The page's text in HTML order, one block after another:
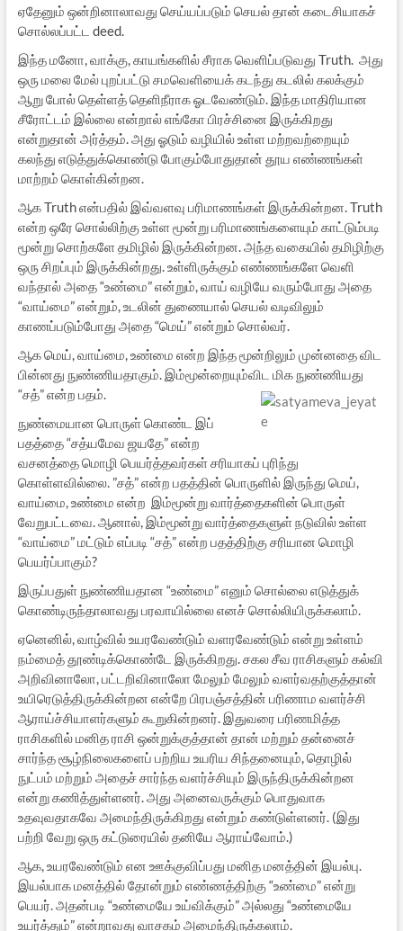
ஏதேனும் ஒன்றினாலாவது செய்யப்படும் செயல் தான் கடைசியாகச்
சொல்லப்பட்ட deed.
இந்த மனோ, வாக்கு, காயங்களில் சீராக வெளிப்படுவது Truth. அது
ஒரு மலை மேல் புறப்பட்டு சமவெளியைக் கடந்து கடலில் கலக்கும்
ஆறு போல் தெள்ளத் தெளிநீராக ஓடவேண்டும். இந்த மாதிரியான
சீரோட்டம் இல்லை என்றால் எங்கோ பிரச்சினை இருக்கிறது
என்றுதான் அர்த்தம். அது ஓடும் வழியில் உள்ள மற்றவற்றையும்
கலந்து எடுத்துக்கொண்டு போகும்போதுதான் தூய எண்ணங்கள்
மாற்றம் கொள்கின்றன.
ஆக Truth என்பதில் இவ்வளவு பரிமாணங்கள் இருக்கின்றன. Truth
என்ற ஒரே சொல்லிற்கு உள்ள மூன்று பரிமாணங்களையும் காட்டும்படி
மூன்று சொற்களே தமிழில் இருக்கின்றன. அந்த வகையில் தமிழிற்கு
ஒரு சிறப்பும் இருக்கின்றது. உள்ளிருக்கும் எண்ணங்களே வெளி
வந்தால் அதை “உண்மை” என்றும், வாய் வழியே வரும்போது அதை
“வாய்மை” என்றும், உடலின் துணையால் செயல் வடிவிலும்
காணப்படும்போது அதை “மெய்” என்றும் சொல்வர்.
ஆக மெய், வாய்மை, உண்மை என்ற இந்த மூன்றிலும் முன்னதை விட
பின்னது நுண்ணியதாகும். இம்மூன்றையும்விட மிக நுண்ணியது
“சத்” என்ற பதம்.
நுண்மையான பொருள் கொண்ட இப்
பதத்தை “சத்யமேவ ஜயதே” என்ற
வசனத்தை மொழி பெயர்த்தவர்கள் சரியாகப் புரிந்து
கொள்ளவில்லை. ”சத்” என்ற பதத்தின் பொருளில் இருந்து மெய்,
வாய்மை, உண்மை என்ற இம்மூன்று வார்த்தைகளின் பொருள்
வேறுபட்டவை. ஆனால், இம்மூன்று வார்த்தைகளுள் நடுவில் உள்ள
“வாய்மை” மட்டும் எப்படி “சத்” என்ற பதத்திற்கு சரியான மொழி
பெயர்ப்பாகும்?
இருப்பதுள் நுண்ணியதான “உண்மை” எனும் சொல்லை எடுத்துக்
கொண்டிருந்தாலாவது பரவாயில்லை எனச் சொல்லியிருக்கலாம்.
ஏனெனில், வாழ்வில் உயரவேண்டும் வளரவேண்டும் என்று உள்ளம்
நம்மைத் தூண்டிக்கொண்டே இருக்கிறது. சகல சீவ ராசிகளும் கல்வி
அறிவினாலோ, பட்டறிவினாலோ மேலும் மேலும் வளர்வதற்குத்தான்
உயிரெடுத்திருக்கின்றன என்றே பிரபஞ்சத்தின் பரிணாம வளர்ச்சி
ஆராய்ச்சியாளர்களும் கூறுகின்றனர். இதுவரை பரிணமித்த
ராசிகளில் மனித ராசி ஒன்றுக்குத்தான் தான் மற்றும் தன்னைச்
சார்ந்த சூழ்நிலைகளைப் பற்றிய உயரிய சிந்தனையும், தொழில்
நுட்பம் மற்றும் அதைச் சார்ந்த வளர்ச்சியும் இருந்திருக்கின்றன
என்று கணித்துள்ளனர். அது அனைவருக்கும் பொதுவாக
உதவுவதாகவே அமைந்திருக்கிறது என்றும் கண்டுள்ளனர். (இது
பற்றி வேறு ஒரு கட்டுரையில் தனியே ஆராய்வோம்.)
ஆக, உயரவேண்டும் என ஊக்குவிப்பது மனித மனத்தின் இயல்பு.
இயல்பாக மனத்தில் தோன்றும் எண்ணத்திற்கு “உண்மை” என்று
பெயர். அதன்படி “உண்மையே உய்விக்கும்” அல்லது “உண்மையே
உயர்த்தும்” என்றாவது வாசகம் அமைந்திருக்கலாம்.